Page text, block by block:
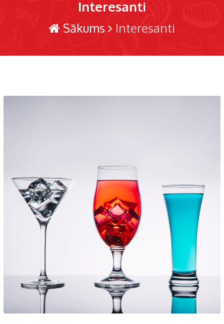
Interesanti
Sākums Interesanti